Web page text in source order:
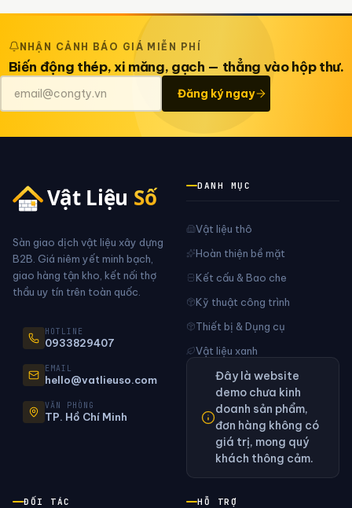
NHẬN CẢNH BÁO GIÁ MIỄN PHÍ
Biến động thép, xi măng, gạch — thẳng vào hộp thư.
Đăng ký ngay
Sàn giao dịch vật liệu xây dựng
B2B. Giá niêm yết minh bạch,
giao hàng tận kho, kết nối thợ
thầu uy tín trên toàn quốc.
HOTLINE
0933829407
EMAIL
hello@vatlieuso.com
VĂN PHÒNG
TP. Hồ Chí Minh
DANH MỤC
Vật liệu thô
Hoàn thiện bề mặt
Kết cấu & Bao che
Kỹ thuật công trình
Thiết bị & Dụng cụ
Vật liệu xanh
ĐỐI TÁC HỖ TRỢ
Đây là website
demo chưa kinh
doanh sản phẩm,
đơn hàng không có
giá trị, mong quý
khách thông cảm.